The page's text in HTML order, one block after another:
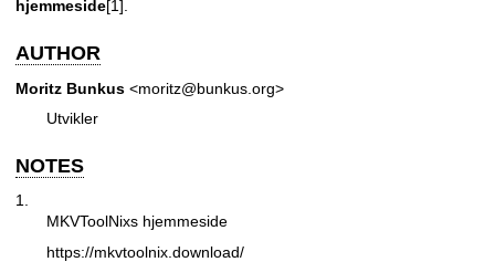
hjemmeside[1].
AUTHOR
Moritz Bunkus <moritz@bunkus.org>
Utvikler
NOTES
1.
MKVToolNixs hjemmeside
https://mkvtoolnix.download/